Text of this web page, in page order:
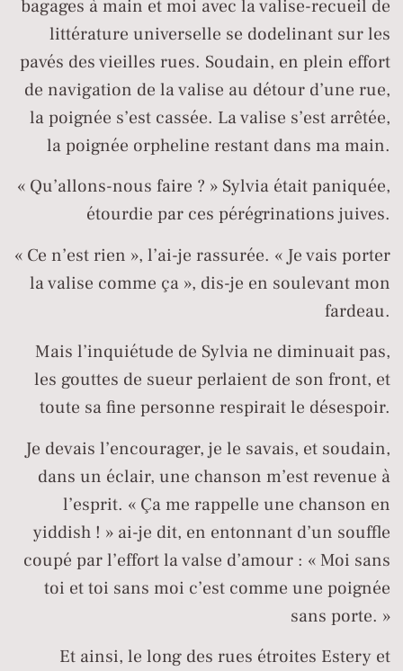
bagages à main et moi avec la valise-recueil de
littérature universelle se dodelinant sur les
pavés des vieilles rues. Soudain, en plein effort
de navigation de la valise au détour d’une rue,
la poignée s’est cassée. La valise s’est arrêtée,
la poignée orpheline restant dans ma main.
« Qu’allons-nous faire ? » Sylvia était paniquée,
étourdie par ces pérégrinations juives.
« Ce n’est rien », l’ai-je rassurée. « Je vais porter
la valise comme ça », dis-je en soulevant mon
fardeau.
Mais l’inquiétude de Sylvia ne diminuait pas,
les gouttes de sueur perlaient de son front, et
toute sa fine personne respirait le désespoir.
Je devais l’encourager, je le savais, et soudain,
dans un éclair, une chanson m’est revenue à
l’esprit. « Ça me rappelle une chanson en
yiddish ! » ai-je dit, en entonnant d’un souffle
coupé par l’effort la valse d’amour : « Moi sans
toi et toi sans moi c’est comme une poignée
sans porte. »
Et ainsi, le long des rues étroites Estery et